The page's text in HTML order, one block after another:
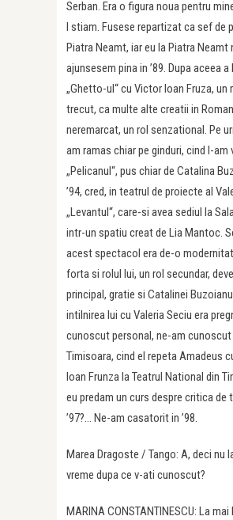
Serban. Era o figura noua pentru
l stiam. Fusese repartizat ca sef de
Piatra Neamt, iar eu la Piatra Neamt
ajunsesem pina in ’89. Dupa aceea
„Ghetto-ul“ cu Victor Ioan Fruza, un
trecut, ca multe alte creatii in
neremarcat, un rol senzational. Pe
am ramas chiar pe ginduri, cind l-am
„Pelicanul“, pus chiar de Catalina
’94, cred, in teatrul de proiecte al
„Levantul“, care-si avea sediul la
intr-un spatiu creat de Lia Mantoc.
acest spectacol era de-o
forta si rolul lui, un rol secundar,
principal, gratie si Catalinei
intilnirea lui cu Valeria Seciu era
cunoscut personal, ne-am
Timisoara, cind el repeta Amadeus
Ioan Frunza la Teatrul National din
eu predam un curs despre critica de
’97?… Ne-am casatorit in ’98.
Marea Dragoste / Tango: A, deci nu
vreme dupa ce v-ati cunoscut?
MARINA CONSTANTINESCU: La mai